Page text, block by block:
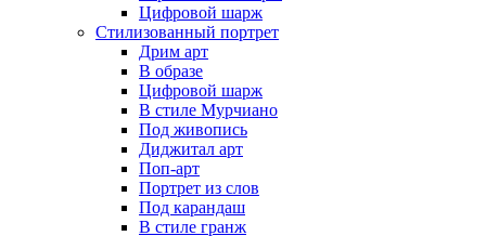
Цифровой шарж
Стилизованный портрет
Дрим арт
В образе
Цифровой шарж
В стиле Мурчиано
Под живопись
Диджитал арт
Поп-арт
Портрет из слов
Под карандаш
В стиле гранж